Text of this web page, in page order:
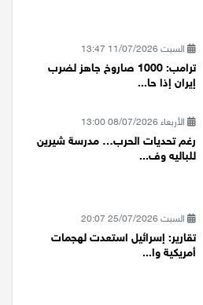
السبت 11/07/2026 13:47
ترامب: 1000 صاروخ جاهز لضرب
إيران إذا حا...
الأربعاء 08/07/2026 13:00
رغم تحديات الحرب… مدرسة شيرين
للباليه وف...
السبت 25/07/2026 20:07
تقارير: إسرائيل استعدت لهجمات
أمريكية وا...